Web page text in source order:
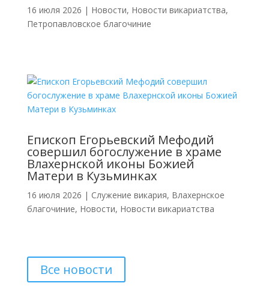
16 июля 2026 | Новости, Новости викариатства,
Петропавловское благочиние
Епископ Егорьевский Мефодий
совершил богослужение в храме
Влахернской иконы Божией
Матери в Кузьминках
16 июля 2026 | Cлужение викария, Влахернское
благочиние, Новости, Новости викариатства
Все новости